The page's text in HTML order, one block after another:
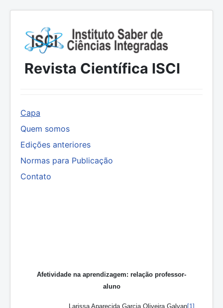
Revista Científica ISCI
Capa
Quem somos
Edições anteriores
Normas para Publicação
Contato
Afetividade na aprendizagem: relação professor-
aluno
Larissa Aparecida Garcia Oliveira Galvan[1]